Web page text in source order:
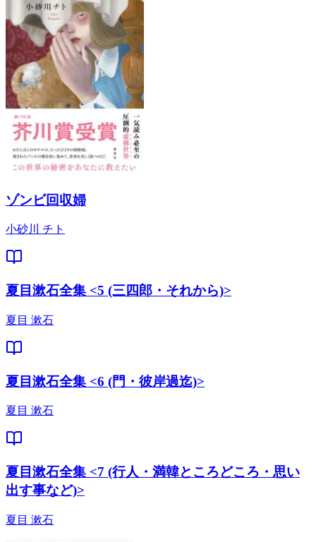
ゾンビ回収婦
小砂川 チト
夏目漱石全集 <5 (三四郎・それから)>
夏目 漱石
夏目漱石全集 <6 (門・彼岸過迄)>
夏目 漱石
夏目漱石全集 <7 (行人・満韓ところどころ・思い
出す事など)>
夏目 漱石